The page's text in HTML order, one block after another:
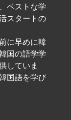
ベストな学
スタートの
に早めに韓
国の語学学
していま
国語を学び